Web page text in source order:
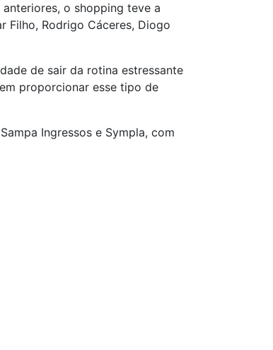
o shopping teve a
Filho, Rodrigo Cáceres, Diogo
de sair da rotina estressante
proporcionar esse tipo de
Ingressos e Sympla, com